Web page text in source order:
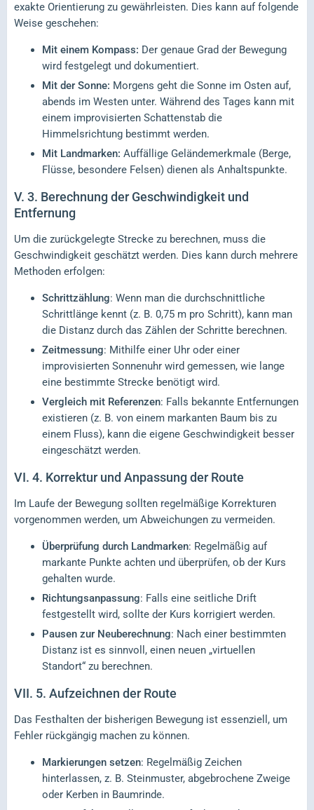
exakte Orientierung zu gewährleisten. Dies kann auf folgende
Weise geschehen:
Mit einem Kompass: Der genaue Grad der Bewegung
wird festgelegt und dokumentiert.
Mit der Sonne: Morgens geht die Sonne im Osten auf,
abends im Westen unter. Während des Tages kann mit
einem improvisierten Schattenstab die
Himmelsrichtung bestimmt werden.
Mit Landmarken: Auffällige Geländemerkmale (Berge,
Flüsse, besondere Felsen) dienen als Anhaltspunkte.
V. 3. Berechnung der Geschwindigkeit und
Entfernung
Um die zurückgelegte Strecke zu berechnen, muss die
Geschwindigkeit geschätzt werden. Dies kann durch mehrere
Methoden erfolgen:
Schrittzählung: Wenn man die durchschnittliche
Schrittlänge kennt (z. B. 0,75 m pro Schritt), kann man
die Distanz durch das Zählen der Schritte berechnen.
Zeitmessung: Mithilfe einer Uhr oder einer
improvisierten Sonnenuhr wird gemessen, wie lange
eine bestimmte Strecke benötigt wird.
Vergleich mit Referenzen: Falls bekannte Entfernungen
existieren (z. B. von einem markanten Baum bis zu
einem Fluss), kann die eigene Geschwindigkeit besser
eingeschätzt werden.
VI. 4. Korrektur und Anpassung der Route
Im Laufe der Bewegung sollten regelmäßige Korrekturen
vorgenommen werden, um Abweichungen zu vermeiden.
Überprüfung durch Landmarken: Regelmäßig auf
markante Punkte achten und überprüfen, ob der Kurs
gehalten wurde.
Richtungsanpassung: Falls eine seitliche Drift
festgestellt wird, sollte der Kurs korrigiert werden.
Pausen zur Neuberechnung: Nach einer bestimmten
Distanz ist es sinnvoll, einen neuen „virtuellen
Standort“ zu berechnen.
VII. 5. Aufzeichnen der Route
Das Festhalten der bisherigen Bewegung ist essenziell, um
Fehler rückgängig machen zu können.
Markierungen setzen: Regelmäßig Zeichen
hinterlassen, z. B. Steinmuster, abgebrochene Zweige
oder Kerben in Baumrinde.